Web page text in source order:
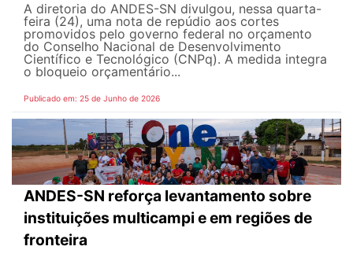
A diretoria do ANDES-SN divulgou, nessa quarta-
feira (24), uma nota de repúdio aos cortes
promovidos pelo governo federal no orçamento
do Conselho Nacional de Desenvolvimento
Científico e Tecnológico (CNPq). A medida integra
o bloqueio orçamentário...
Publicado em: 25 de Junho de 2026
ANDES-SN reforça levantamento sobre
instituições multicampi e em regiões de
fronteira